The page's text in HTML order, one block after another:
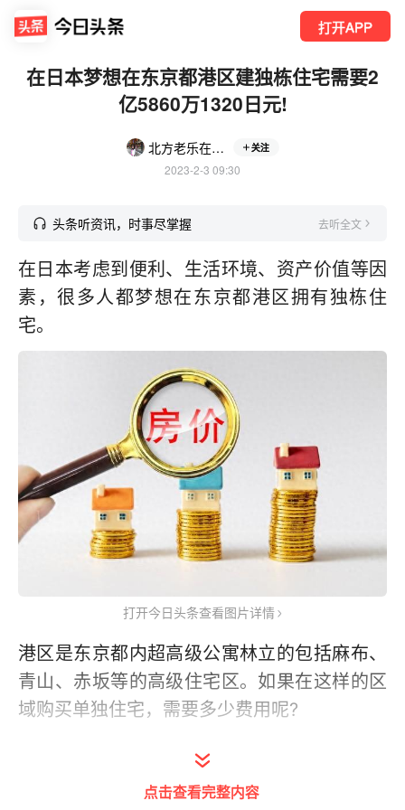
打开APP
在日本梦想在东京都港区建独栋住宅需要2
亿5860万1320日元!
北方老乐在日本 关注
2023-2-3 09:30
头条听资讯，时事尽掌握 去听全文
在日本考虑到便利、生活环境、资产价值等因
素，很多人都梦想在东京都港区拥有独栋住
宅。
打开今日头条查看图片详情
港区是东京都内超高级公寓林立的包括麻布、
青山、赤坂等的高级住宅区。如果在这样的区
域购买单独住宅，需要多少费用呢?
这次就在港区建造独栋别墅所需的费用和年收
入的标准进行解说。点击查看完整内容